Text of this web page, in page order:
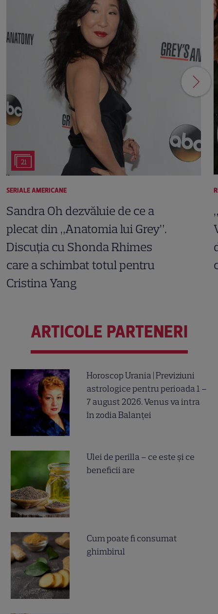
21
SERIALE AMERICANE
Sandra Oh dezvăluie de ce a
plecat din „Anatomia lui Grey”.
Discuția cu Shonda Rhimes
care a schimbat totul pentru
Cristina Yang
ARTICOLE PARTENERI
Horoscop Urania | Previziuni
astrologice pentru perioada 1 –
7 august 2026. Venus va intra
în zodia Balanței
Ulei de perilla – ce este și ce
beneficii are
Cum poate fi consumat
ghimbirul